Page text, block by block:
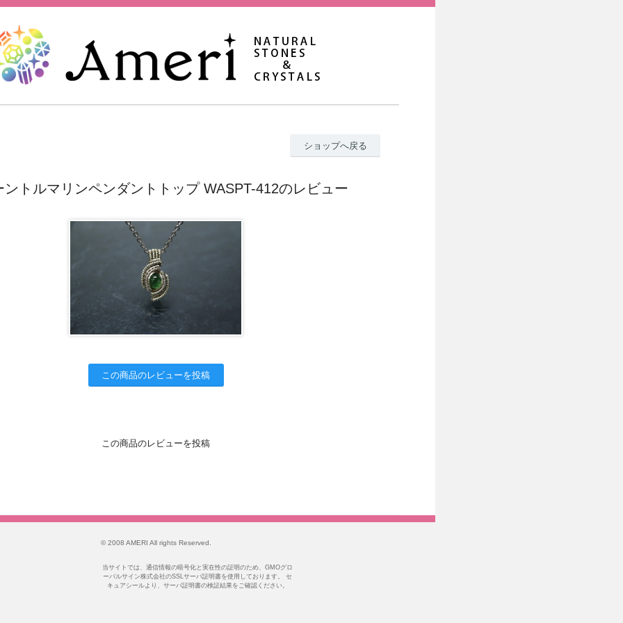
ショップへ戻る
ントルマリンペンダントトップ WASPT-412のレビュー
この商品のレビューを投稿
この商品のレビューを投稿
© 2008 AMERI All rights Reserved.
当サイトでは、通信情報の暗号化と実在性の証明のため、GMOグロ
ーバルサイン株式会社のSSLサーバ証明書を使用しております。 セ
キュアシールより、サーバ証明書の検証結果をご確認ください。